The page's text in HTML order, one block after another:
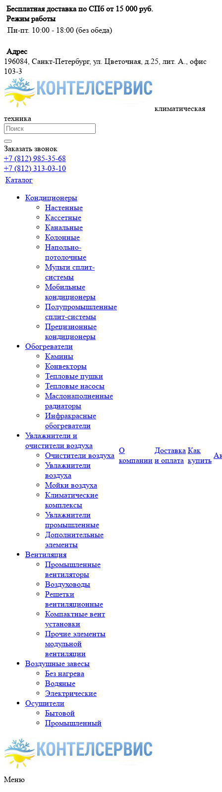
Бесплатная доставка по СПб от 15 000 руб.
Режим работы
Пн-пт. 10:00 - 18:00 (без обеда)
Адрес
196084, Санкт-Петербург, ул. Цветочная, д.25, лит. А., офис
103-3
климатическая
техника
Заказать звонок
+7 (812) 985-35-68
+7 (812) 313-03-10
Каталог
Кондиционеры
Настенные
Кассетные
Канальные
Колонные
Напольно-
потолочные
Мульти сплит-
системы
Мобильные
кондиционеры
Полупромышленные
сплит-системы
Прецизионные
кондиционеры
Обогреватели
Камины
Конвекторы
Тепловые пушки
Тепловые насосы
Маслонаполненные
радиаторы
Инфракрасные
обогреватели
Увлажнители и
очистители воздуха
Очистители воздуха
Увлажнители
воздуха
Мойки воздуха
Климатические
комплексы
Увлажнители
промышленные
Дополнительные
элементы
Вентиляция
Промышленные
вентиляторы
Воздуховоды
Решетки
вентиляционные
Компактные вент
установки
Прочие элементы
модульной
вентиляции
Воздушные завесы
Без нагрева
Водяные
Электрические
Осушители
Бытовой
Промышленный
О
компании
Доставка
и оплата
Как
купить
Меню